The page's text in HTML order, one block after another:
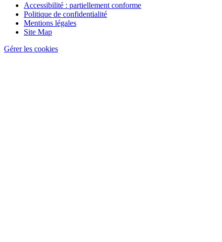
Pied
page
Accessibilité : partiellement conforme
Politique de confidentialité
Mentions légales
Site Map
Gérer les cookies